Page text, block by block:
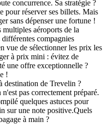
concurrence. Sa stratégie ?
pour réserver ses billets. Mais
sans dépenser une fortune !
multiples aéroports de la
compagnies
vue de sélectionner les prix les
à prix mini : évitez de
une offre exceptionnelle ?
!
destination de Trevelin ?
pas correctement préparé.
quelques astuces pour
sur une note positive.Quels
à main ?